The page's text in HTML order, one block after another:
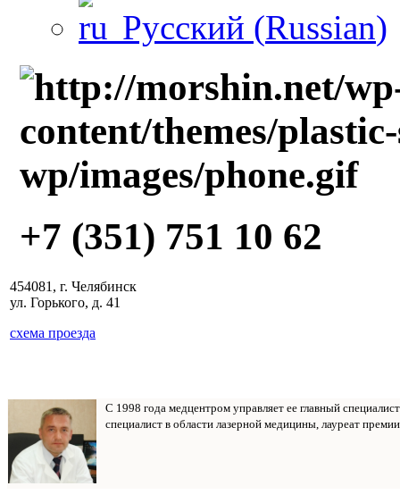
Русский (Russian)
+7 (351) 751 10 62
454081, г. Челябинск
ул. Горького, д. 41
схема проезда
С 1998 года медцентром управляет ее главный
специалист в области лазерной медицины, лауреат